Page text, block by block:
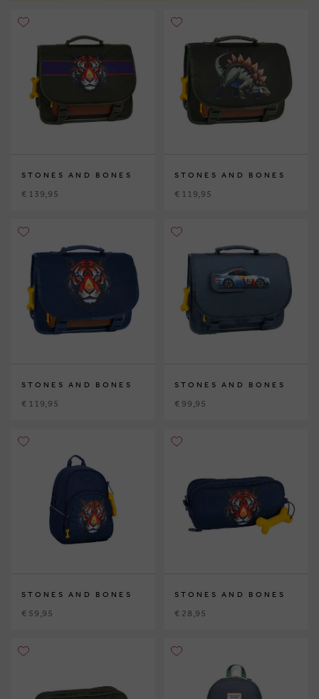
STONES AND BONES
€ 139,95
STONES AND BONES
€ 119,95
STONES AND BONES
€ 119,95
STONES AND BONES
€ 99,95
STONES AND BONES
€ 59,95
STONES AND BONES
€ 28,95